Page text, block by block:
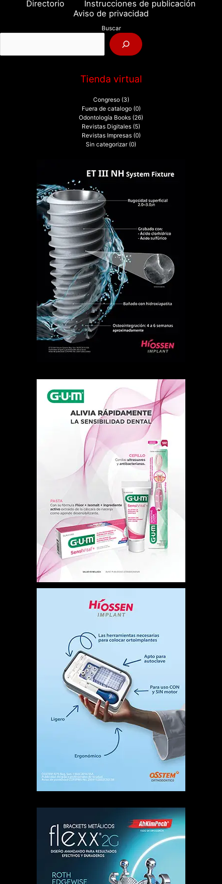
o
:
Directorio
Instrucciones de publicación
Aviso de privacidad
Buscar
Tienda virtual
Congreso (3)
Fuera de catalogo (0)
Odontología Books (26)
Revistas Digitales (5)
Revistas Impresas (0)
Sin categorizar (0)